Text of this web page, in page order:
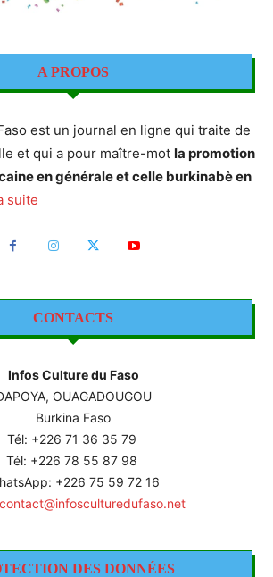
A PROPOS
est un journal en ligne qui traite de
et qui a pour maître-mot la promotion
en générale et celle burkinabè en
suite
CONTACTS
Infos Culture du Faso
OUAGADOUGOU
Burkina Faso
Tél: +226 71 36 35 79
Tél: +226 78 55 87 98
+226 75 59 72 16
contact@infosculturedufaso.net
DES DONNÉES